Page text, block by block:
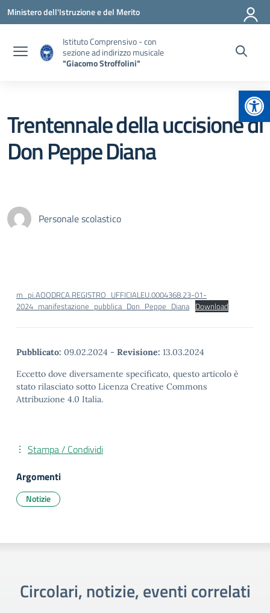
Vai ai contenuti
Vai al menu di navigazione
Vai al footer
Ministero dell'Istruzione e del Merito
Istituto Comprensivo - con
sezione ad indirizzo musicale
"Giacomo Stroffolini"
Trentennale della uccisione di
Don Peppe Diana
Personale scolastico
m_pi.AOODRCA.REGISTRO_UFFICIALEU.0004368.23-01-
2024_manifestazione_pubblica_Don_Peppe_Diana Download
Pubblicato: 09.02.2024 - Revisione: 13.03.2024
Eccetto dove diversamente specificato, questo articolo è
stato rilasciato sotto Licenza Creative Commons
Attribuzione 4.0 Italia.
Stampa / Condividi
Argomenti
Notizie
Circolari, notizie, eventi correlati